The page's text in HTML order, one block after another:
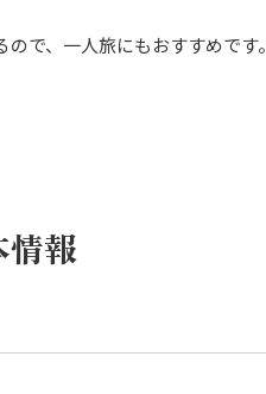
で、一人旅にもおすすめです。
情報